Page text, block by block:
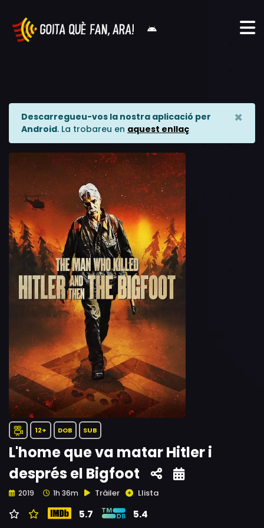
Descarregueu-vos la nostra aplicació per
Android. La trobareu en aquest enllaç
×
12+ DOB SUB
L'home que va matar Hitler i
després el Bigfoot
2019 1h 36m Tràiler Llista
5.7 5.4